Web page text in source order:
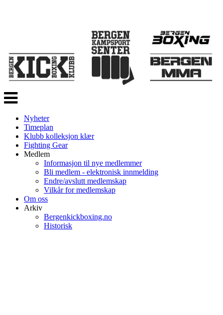
Veksle
navigasjon
Nyheter
Timeplan
Klubb kolleksjon klær
Fighting Gear
Medlem
Informasjon til nye medlemmer
Bli medlem - elektronisk innmelding
Endre/avslutt medlemskap
Vilkår for medlemskap
Om oss
Arkiv
Bergenkickboxing.no
Historisk